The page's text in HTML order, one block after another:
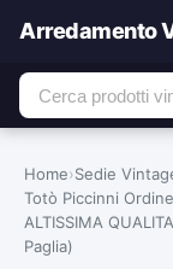
Arredamento
Home›Sedie
Totò Piccinni
ALTISSIMA
Paglia)